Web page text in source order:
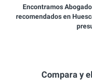
Encontramos
recomendados en
Compara y